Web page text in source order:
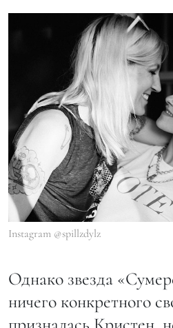
Instagram @spillzdylz
Однако звезда
ничего конкретного